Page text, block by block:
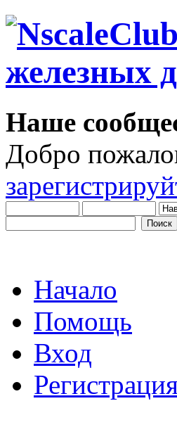
Наше
Добро
Начало
Помощь
Вход